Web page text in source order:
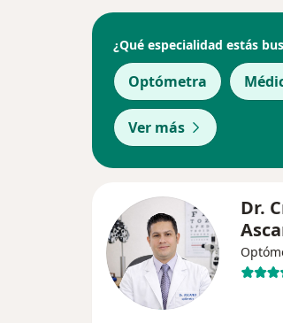
¿Qué especialidad estás
Optómetra
Ver más
Dr.